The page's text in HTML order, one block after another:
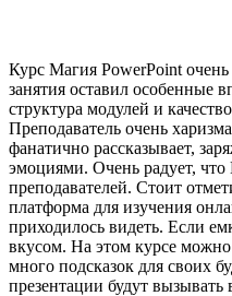
Курс Магия PowerPoint
занятия оставил особенные
структура модулей и
Преподаватель очень
фанатично рассказывает,
эмоциями. Очень радует,
преподавателей. Стоит
платформа для изучения
приходилось видеть. Если
вкусом. На этом курсе
много подсказок для своих
презентации будут вызывать